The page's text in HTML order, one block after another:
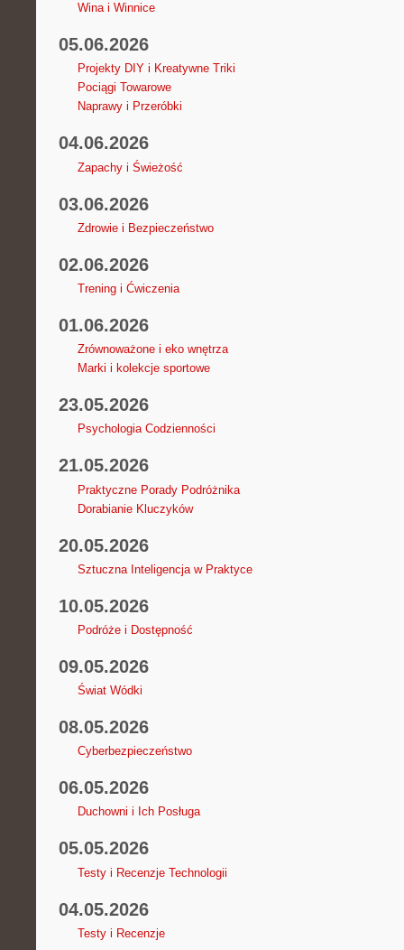
Wina i Winnice
05.06.2026
Projekty DIY i Kreatywne Triki
Pociągi Towarowe
Naprawy i Przeróbki
04.06.2026
Zapachy i Świeżość
03.06.2026
Zdrowie i Bezpieczeństwo
02.06.2026
Trening i Ćwiczenia
01.06.2026
Zrównoważone i eko wnętrza
Marki i kolekcje sportowe
23.05.2026
Psychologia Codzienności
21.05.2026
Praktyczne Porady Podróżnika
Dorabianie Kluczyków
20.05.2026
Sztuczna Inteligencja w Praktyce
10.05.2026
Podróże i Dostępność
09.05.2026
Świat Wódki
08.05.2026
Cyberbezpieczeństwo
06.05.2026
Duchowni i Ich Posługa
05.05.2026
Testy i Recenzje Technologii
04.05.2026
Testy i Recenzje